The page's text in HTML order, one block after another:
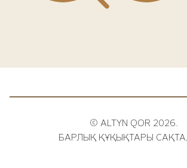
© ALTYN QOR 2026.
БАРЛЫҚ ҚҰҚЫҚТАРЫ